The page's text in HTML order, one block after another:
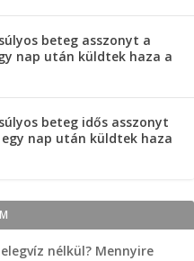
beteg asszonyt a
nap után küldtek haza a
beteg idős asszonyt
nap után küldtek haza
nélkül? Mennyire